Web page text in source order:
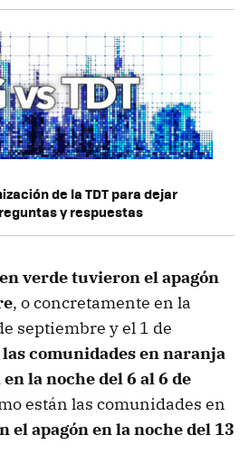
de la TDT para dejar
y respuestas
verde tuvieron el apagón
, o concretamente en la
septiembre y el 1 de
las comunidades en naranja
la noche del 6 al 6 de
están las comunidades en
el apagón en la noche del 13